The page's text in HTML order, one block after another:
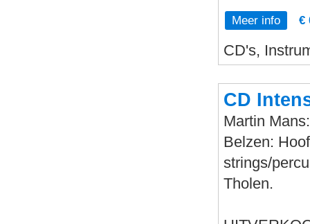
Meer info €
CD's,
CD
Martin
Belzen:
strings/
Tholen.